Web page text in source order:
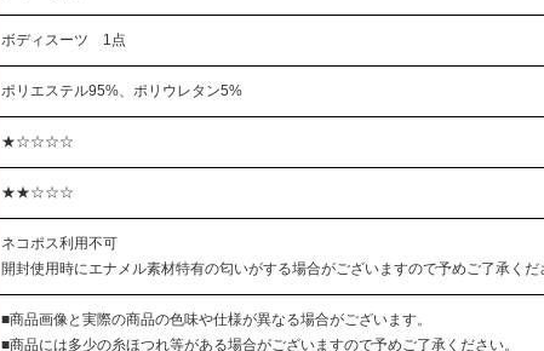
ボディスーツ 1点
ポリエステル95%、ポリウレタン5%
★☆☆☆☆
★★☆☆☆
ネコポス利用不可
開封使用時にエナメル素材特有の匂いがする場合がございますので予めご了承くだ
■商品画像と実際の商品の色味や仕様が異なる場合がございます。
■商品には多少の糸ほつれ等がある場合がございますので予めご了承ください。